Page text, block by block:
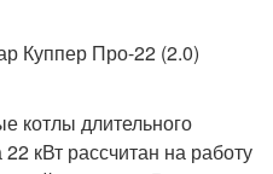
Куппер Про-22 (2.0)
котлы длительного
кВт рассчитан на работу